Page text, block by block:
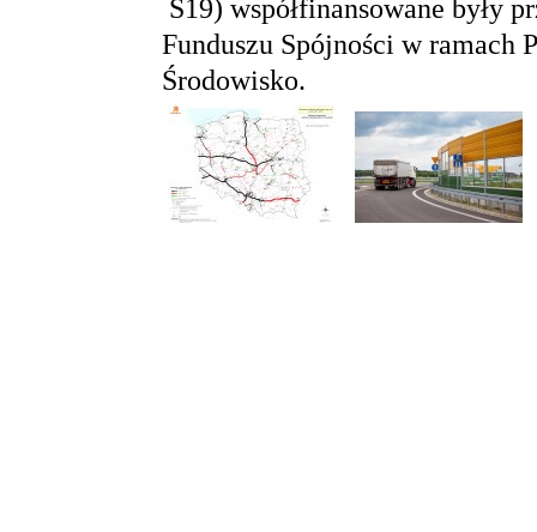
S19) współfinansowane były
Funduszu Spójności w ramach
Środowisko.